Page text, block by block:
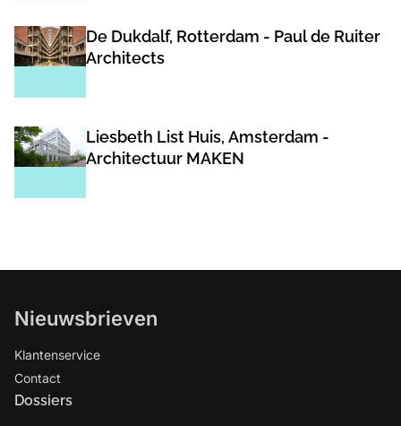
De Dukdalf, Rotterdam - Paul de Ruiter
Architects
Liesbeth List Huis, Amsterdam -
Architectuur MAKEN
Nieuwsbrieven
Klantenservice
Contact
Dossiers